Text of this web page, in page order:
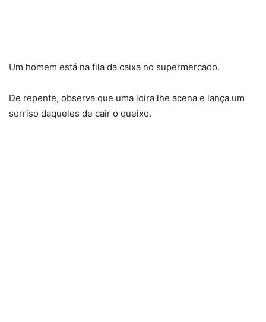
Um homem está na fila da caixa no supermercado.
De repente, observa que uma loira lhe acena e lança um
sorriso daqueles de cair o queixo.